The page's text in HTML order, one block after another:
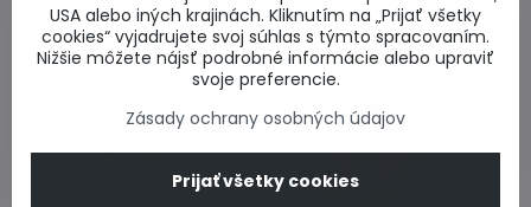
USA alebo iných krajinách. Kliknutím na „Prijať všetky
cookies“ vyjadrujete svoj súhlas s týmto spracovaním.
Nižšie môžete nájsť podrobné informácie alebo upraviť
svoje preferencie.
Zásady ochrany osobných údajov
Prijať všetky cookies